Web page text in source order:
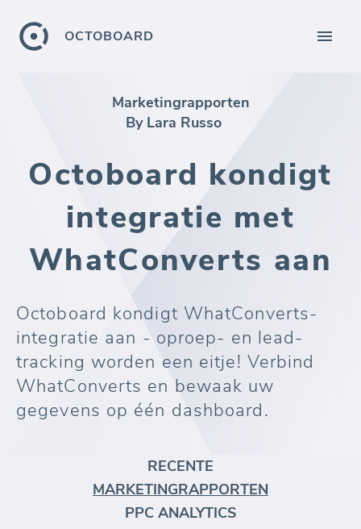
OCTOBOARD
Marketingrapporten
By Lara Russo
Octoboard kondigt
integratie met
WhatConverts aan
Octoboard kondigt WhatConverts-
integratie aan - oproep- en lead-
tracking worden een eitje! Verbind
WhatConverts en bewaak uw
gegevens op één dashboard.
RECENTE
MARKETINGRAPPORTEN
PPC ANALYTICS